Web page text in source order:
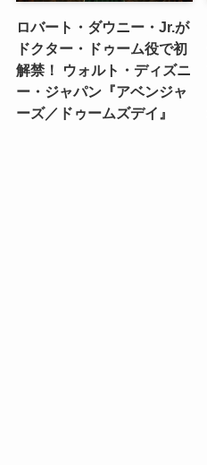
ロバート・ダウニー・Jr.が
ドクター・ドゥーム役で初
解禁！ ウォルト・ディズニ
ー・ジャパン『アベンジャ
ーズ／ドゥームズデイ』